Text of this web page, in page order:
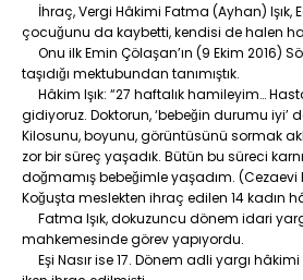
İhraç, Vergi Hâkimi Fatma (Ayhan) Işık,
çocuğunu da kaybetti, kendisi de halen
Onu ilk Emin Çölaşan’ın (9 Ekim 2016)
taşıdığı mektubundan tanımıştık.
Hâkim Işık: “27 haftalık hamileyim…
gidiyoruz. Doktorun, ‘bebeğin durumu iyi’
Kilosunu, boyunu, görüntüsünü sormak
zor bir süreç yaşadık. Bütün bu süreci
doğmamış bebeğimle yaşadım. (Cezaevi
Koğuşta meslekten ihraç edilen 14 kadın
Fatma Işık, dokuzuncu dönem idari
mahkemesinde görev yapıyordu.
Eşi Nasır ise 17. Dönem adli yargı